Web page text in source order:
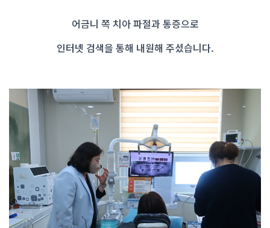
어금니 쪽 치아 파절과 통증으로
인터넷 검색을 통해 내원해 주셨습니다.